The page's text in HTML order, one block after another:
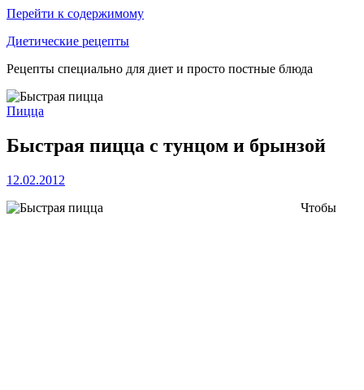
Перейти к содержимому
Диетические рецепты
Рецепты специально для диет и просто постные блюда
Пицца
Быстрая пицца с тунцом и брынзой
12.02.2012
Чтобы